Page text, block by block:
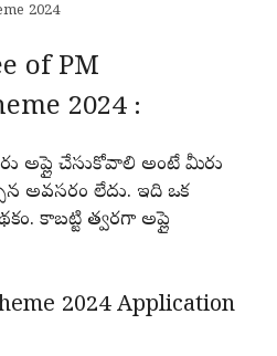
2024
of PM
2024 :
అప్లై చేసుకోవాలి అంటే మీరు
అవసరం లేదు. ఇది ఒక
కాబట్టి త్వరగా అప్లై
2024 Application